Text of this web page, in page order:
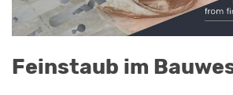
Feinstaub im